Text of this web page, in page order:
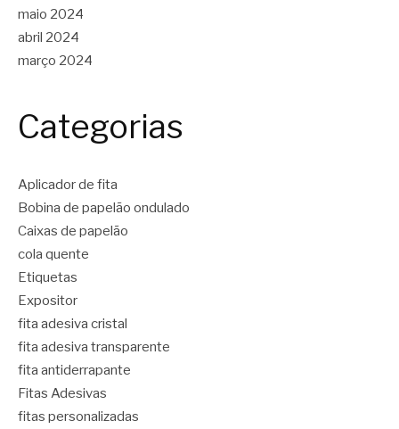
maio 2024
abril 2024
março 2024
Categorias
Aplicador de fita
Bobina de papelão ondulado
Caixas de papelão
cola quente
Etiquetas
Expositor
fita adesiva cristal
fita adesiva transparente
fita antiderrapante
Fitas Adesivas
fitas personalizadas